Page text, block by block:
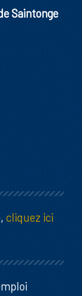
Saintonge
cliquez ici